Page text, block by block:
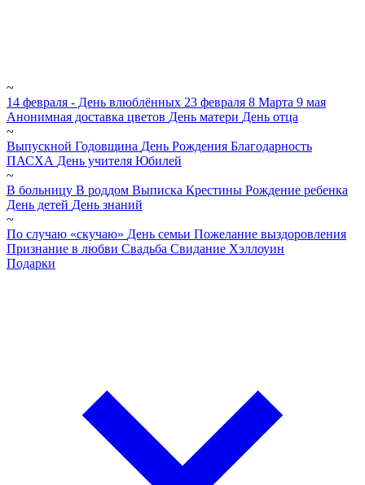
~
14 февраля - День влюблённых 23 февраля 8 Марта 9 мая
Анонимная доставка цветов День матери День отца
~
Выпускной Годовщина День Рождения Благодарность
ПАСХА День учителя Юбилей
~
В больницу В роддом Выписка Крестины Рождение ребенка
День детей День знаний
~
По случаю «скучаю» День семьи Пожелание выздоровления
Признание в любви Свадьба Свидание Хэллоуин
Подарки